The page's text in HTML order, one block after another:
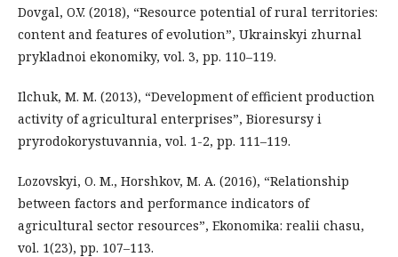
Dovgal, O.V. (2018), “Resource potential of rural territories:
content and features of evolution”, Ukrainskyi zhurnal
prykladnoi ekonomiky, vol. 3, pp. 110–119.
Ilchuk, M. M. (2013), “Development of efficient production
activity of agricultural enterprises”, Bioresursy i
pryrodokorystuvannia, vol. 1-2, pp. 111–119.
Lozovskyi, O. M., Horshkov, M. A. (2016), “Relationship
between factors and performance indicators of
agricultural sector resources”, Ekonomika: realii chasu,
vol. 1(23), pp. 107–113.